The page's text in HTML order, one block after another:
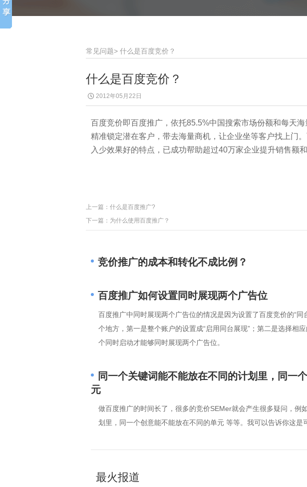
常见问题> 什么是百度竞价？
什么是百度竞价？
2012年05月22日
百度竞价即百度推广，依托85.5%中国搜索市场份额和每天
精准锁定潜在客户，带去海量商机，让企业坐等客户找上门
入少效果好的特点，已成功帮助超过40万家企业提升销售额和
上一篇： 什么是百度推广?
下一篇： 为什么使用百度推广？
竞价推广的成本和转化不成比例？
百度推广如何设置同时展现两个广告位
百度推广中同时展现两个广告位的情况是因为设置了百度竞价的“
个地方，第一是整个账户的设置成“启用同台展现”；第二是选择相
个同时启动才能够同时展现两个广告位。
同一个关键词能不能放在不同的计划里，同一
元
做百度推广的时间长了，很多的竞价SEMer就会产生很多疑问，例
划里，同一个创意能不能放在不同的单元 等等。我可以告诉你这是
最火报道